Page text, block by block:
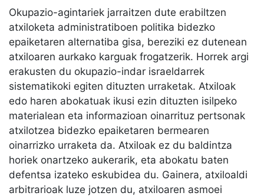
Okupazio-agintariek jarraitzen dute erabiltzen
atxiloketa administratiboen politika bidezko
epaiketaren alternatiba gisa, bereziki ez dutenean
atxiloaren aurkako karguak frogatzerik. Horrek argi
erakusten du okupazio-indar israeldarrek
sistematikoki egiten dituzten urraketak. Atxiloak
edo haren abokatuak ikusi ezin dituzten isilpeko
materialean eta informazioan oinarrituz pertsonak
atxilotzea bidezko epaiketaren bermearen
oinarrizko urraketa da. Atxiloak ez du baldintza
horiek onartzeko aukerarik, eta abokatu baten
defentsa izateko eskubidea du. Gainera, atxiloaldi
arbitrarioak luze jotzen du, atxiloaren asmoei